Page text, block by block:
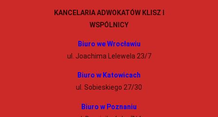
KANCELARIA ADWOKATÓW KLISZ I
WSPÓLNICY
Biuro we Wrocławiu
ul. Joachima Lelewela 23/7
Biuro w Katowicach
ul. Sobieskiego 27/30
Biuro w Poznaniu